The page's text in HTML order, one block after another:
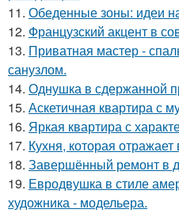
11. Обеденные зоны: идеи
12. Французский акцент в
13. Приватная мастер -
санузлом.
14. Однушка в сдержанной
15. Аскетичная квартира с
16. Яркая квартира с
17. Кухня, которая
18. Завершённый ремонт в
19. Евродвушка в стиле
художника - модельера.